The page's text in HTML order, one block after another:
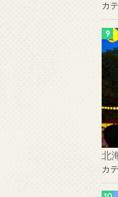
カ
北
カ